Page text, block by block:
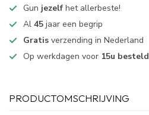
Gun jezelf het allerbeste!
Al 45 jaar een begrip
Gratis verzending in Nederland
Op werkdagen voor 15u besteld
PRODUCTOMSCHRIJVING